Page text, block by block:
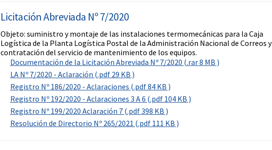
Licitación Abreviada Nº 7/2020
Objeto: suministro y montaje de las instalaciones termomecánicas para la Caja
Logística de la Planta Logística Postal de la Administración Nacional de Correos y
contratación del servicio de mantenimiento de los equipos.
Documentación de la Licitación Abreviada Nº 7/2020 (.rar 8 MB )
LA Nº 7/2020 - Aclaración (.pdf 29 KB )
Registro Nº 186/2020 - Aclaraciones (.pdf 84 KB )
Registro Nº 192/2020 - Aclaraciones 3 A 6 (.pdf 104 KB )
Registro Nº 199/2020 Aclaración 7 (.pdf 398 KB )
Resolución de Directorio Nº 265/2021 (.pdf 111 KB )